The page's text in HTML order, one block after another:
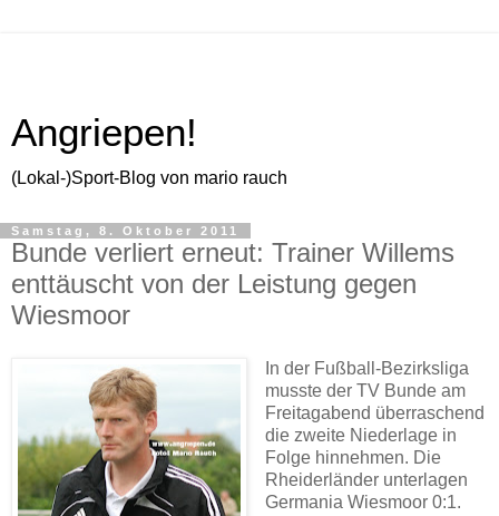
Angriepen!
(Lokal-)Sport-Blog von mario rauch
Samstag, 8. Oktober 2011
Bunde verliert erneut: Trainer Willems
enttäuscht von der Leistung gegen
Wiesmoor
In der Fußball-Bezirksliga
musste der TV Bunde am
Freitagabend überraschend
die zweite Niederlage in
Folge hinnehmen. Die
Rheiderländer unterlagen
Germania Wiesmoor 0:1.